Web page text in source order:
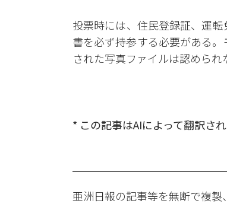
投票時には、住民登録証、運
書を必ず持参する必要がある
された写真ファイルは認められ
* この記事はAIによって翻訳され
亜洲日報の記事等を無断で複製